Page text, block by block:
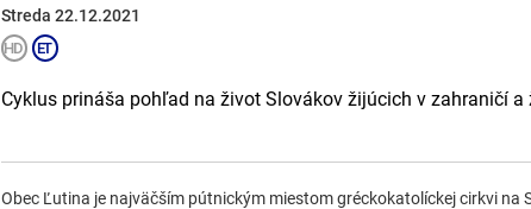
Streda 22.12.2021
Cyklus prináša pohľad na život Slovákov žijúcich v zahraničí a
Obec Ľutina je najväčším pútnickým miestom gréckokatolíckej cirkvi na